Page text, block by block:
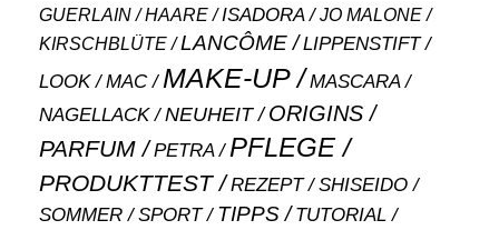
GUERLAIN HAARE ISADORA JO MALONE
KIRSCHBLÜTE LANCÔME LIPPENSTIFT
LOOK MAC MAKE-UP MASCARA
NAGELLACK NEUHEIT ORIGINS
PARFUM PETRA PFLEGE
PRODUKTTEST REZEPT SHISEIDO
SOMMER SPORT TIPPS TUTORIAL